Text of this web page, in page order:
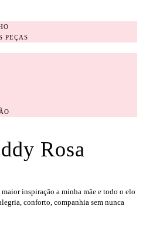
PEÇAS
Rosa
inspiração a minha mãe e todo o elo
conforto, companhia sem nunca